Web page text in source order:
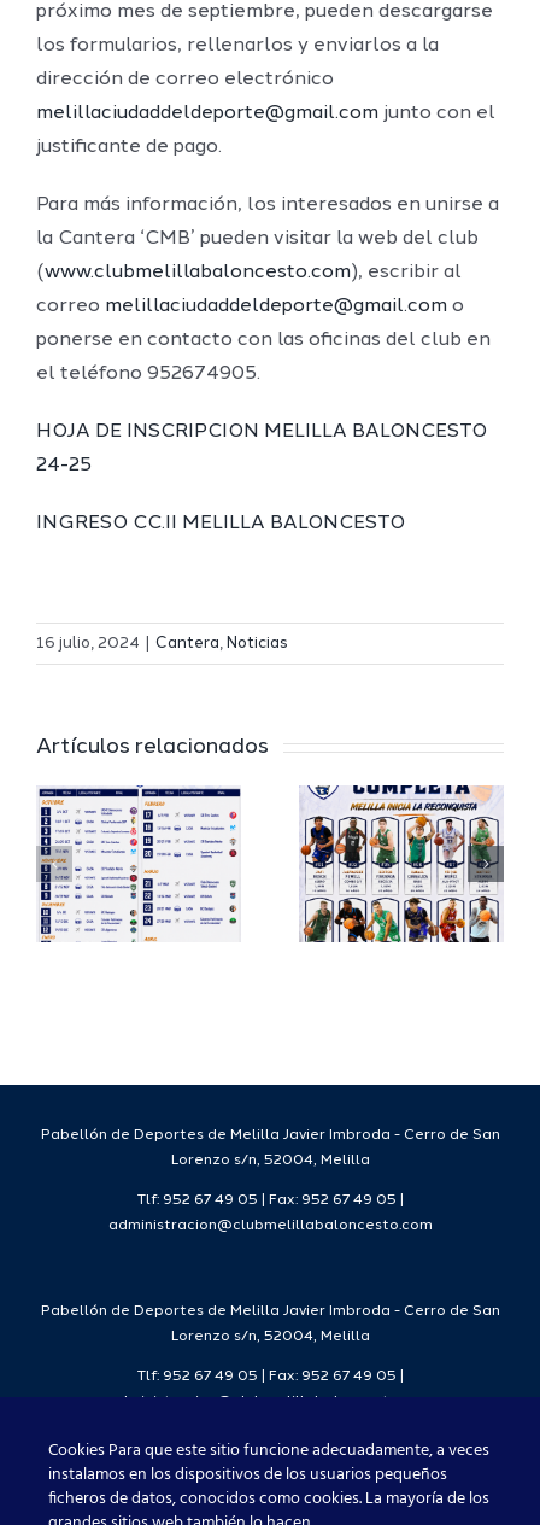
próximo mes de septiembre, pueden descargarse
los formularios, rellenarlos y enviarlos a la
dirección de correo electrónico
melillaciudaddeldeporte@gmail.com junto con el
justificante de pago.
Para más información, los interesados en unirse a
la Cantera ‘CMB’ pueden visitar la web del club
(www.clubmelillabaloncesto.com), escribir al
correo melillaciudaddeldeporte@gmail.com o
ponerse en contacto con las oficinas del club en
el teléfono 952674905.
HOJA DE INSCRIPCION MELILLA BALONCESTO
24-25
INGRESO CC.II MELILLA BALONCESTO
16 julio, 2024 Cantera Noticias
Artículos relacionados
El Melilla
del
completa
su
proyecto
Copa
España
FEB para
2026/27
Pabellón de Deportes de Melilla Javier Imbroda - Cerro de San
Lorenzo s/n, 52004, Melilla
Tlf: 952 67 49 05 | Fax: 952 67 49 05 |
administracion@clubmelillabaloncesto.com
Pabellón de Deportes de Melilla Javier Imbroda - Cerro de San
Lorenzo s/n, 52004, Melilla
Tlf: 952 67 49 05 | Fax: 952 67 49 05 |
administracion@clubmelillabaloncesto.com
Club Melilla Baloncesto 2021
Cookies Para que este sitio funcione adecuadamente, a veces
instalamos en los dispositivos de los usuarios pequeños
ficheros de datos, conocidos como cookies. La mayoría de los